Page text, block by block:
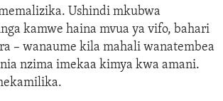
Ushindi mkubwa
kamwe haina mvua ya vifo, bahari
– wanaume kila mahali wanatembea
nzima imekaa kimya kwa amani.